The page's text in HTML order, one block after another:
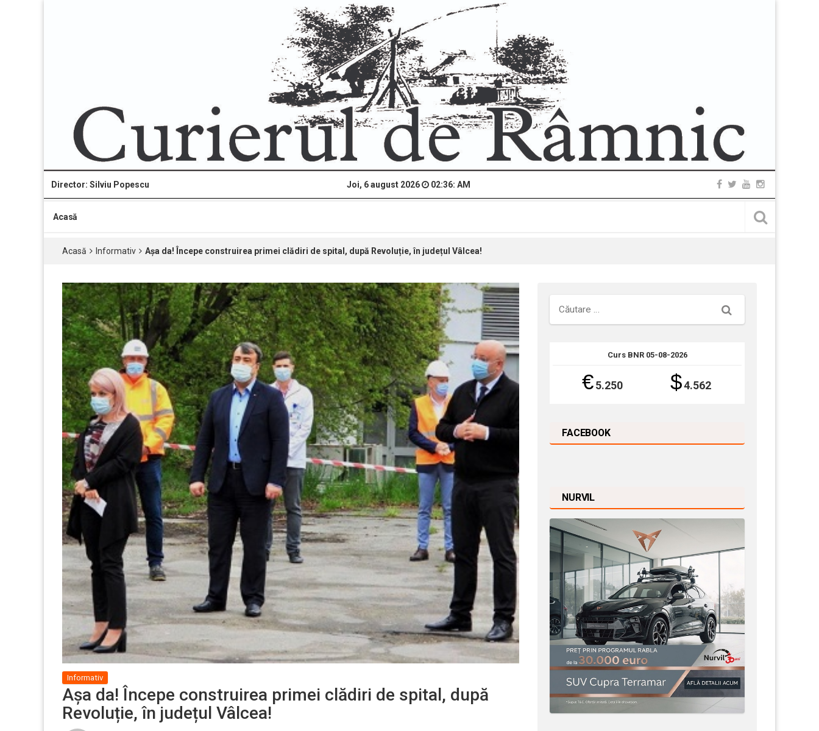
Director: Silviu Popescu Joi, 6 august 2026 02:36: AM
Acasă
Acasă Informativ Aşa da! Începe construirea primei clădiri de spital, după Revoluție, în județul Vâlcea!
Informativ
Aşa da! Începe construirea primei clădiri de spital, după
Revoluție, în județul Vâlcea!
Căutare
Curs BNR 05-08-2026
€ 5.250 $4.562
FACEBOOK
NURVIL